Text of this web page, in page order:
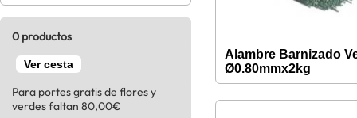
0 productos
Ver cesta
Para portes gratis de flores y
verdes faltan 80,00€
Alambre Barnizado
Ø0.80mmx2kg